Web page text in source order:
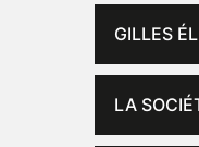
GILLES
LA